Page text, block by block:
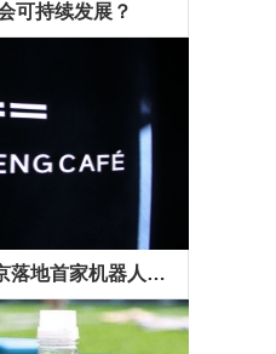
可持续发展？
如影智能与等等合作，在京落地首家机器人咖啡馆